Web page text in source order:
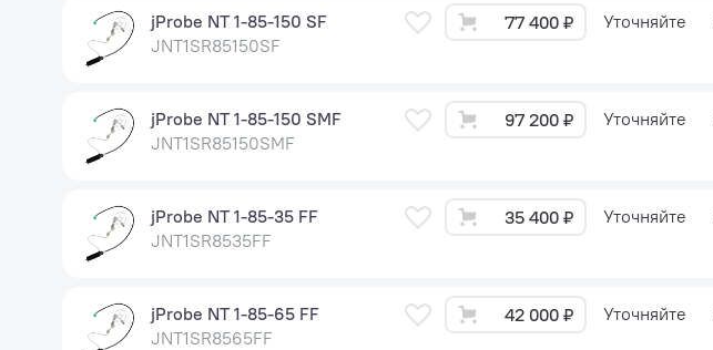
jProbe NT 1-85-150 SF
JNT1SR85150SF
77 400 ₽ Уточняйте
jProbe NT 1-85-150 SMF
JNT1SR85150SMF
97 200 ₽ Уточняйте
jProbe NT 1-85-35 FF
JNT1SR8535FF
35 400 ₽ Уточняйте
jProbe NT 1-85-65 FF
JNT1SR8565FF
42 000 ₽ Уточняйте